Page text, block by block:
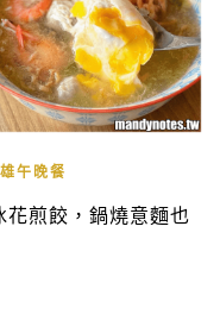
午晚餐
花煎餃，鍋燒意麵也